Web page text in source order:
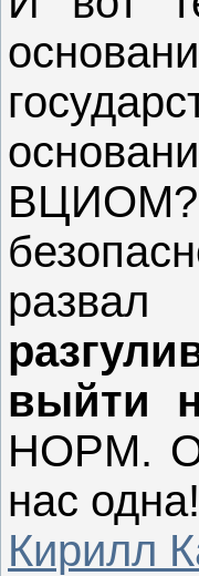
выйти
НОРМ.
нас одна!
Кирилл